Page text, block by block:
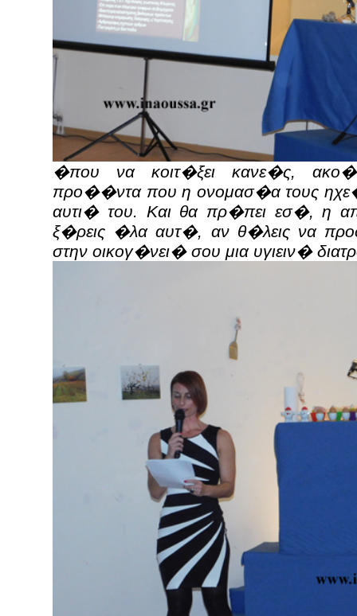
�που να κοιτ�ξει κανε�ς,
προ��ντα που η ονομασ�α τους
αυτι� του. Και θα πρ�πει εσ�, η
ξ�ρεις �λα αυτ�, αν θ�λεις να
στην οικογ�νει� σου μια υγιειν�